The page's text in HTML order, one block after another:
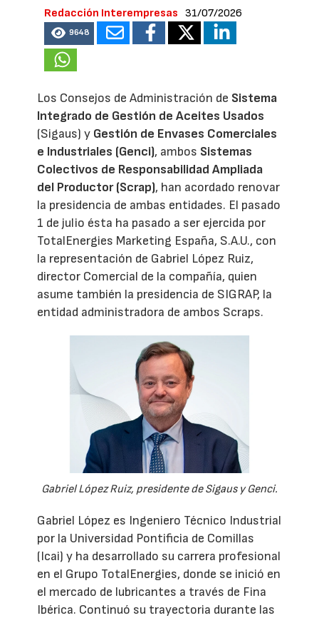
Redacción Interempresas 31/07/2026
9648
Los Consejos de Administración de Sistema
Integrado de Gestión de Aceites Usados
(Sigaus) y Gestión de Envases Comerciales
e Industriales (Genci), ambos Sistemas
Colectivos de Responsabilidad Ampliada
del Productor (Scrap), han acordado renovar
la presidencia de ambas entidades. El pasado
1 de julio ésta ha pasado a ser ejercida por
TotalEnergies Marketing España, S.A.U., con
la representación de Gabriel López Ruiz,
director Comercial de la compañía, quien
asume también la presidencia de SIGRAP, la
entidad administradora de ambos Scraps.
Gabriel López Ruiz, presidente de Sigaus y Genci.
Gabriel López es Ingeniero Técnico Industrial
por la Universidad Pontificia de Comillas
(Icai) y ha desarrollado su carrera profesional
en el Grupo TotalEnergies, donde se inició en
el mercado de lubricantes a través de Fina
Ibérica. Continuó su trayectoria durante las